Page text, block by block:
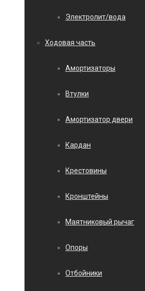
Электролит/вода
Ходовая часть
Амортизаторы
Втулки
Амортизатор двери
Кардан
Крестовины
Кронштейны
Маятниковый рычаг
Опоры
Отбойники